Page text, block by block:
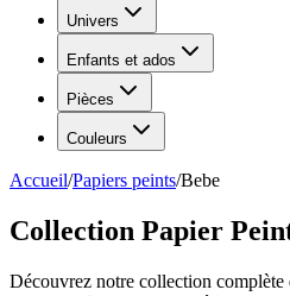
Univers
Enfants et ados
Pièces
Couleurs
Accueil/Papiers peints/Bebe
Collection Papier
Découvrez notre collection complète